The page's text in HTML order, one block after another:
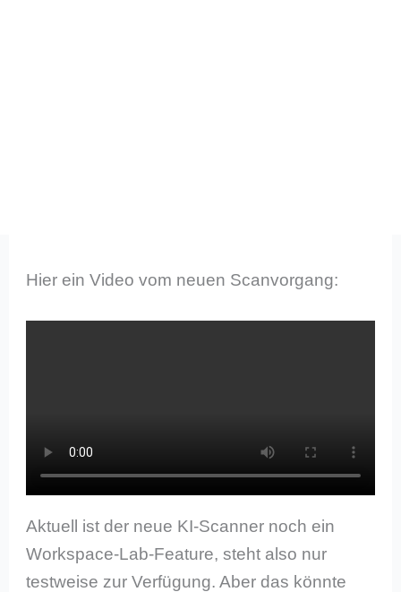
Hier ein Video vom neuen Scanvorgang:
Aktuell ist der neue KI-Scanner noch ein
Workspace-Lab-Feature, steht also nur
testweise zur Verfügung. Aber das könnte